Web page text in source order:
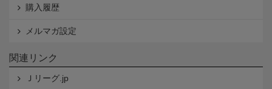
購入履歴
メルマガ設定
関連リンク
Ｊリーグ.jp